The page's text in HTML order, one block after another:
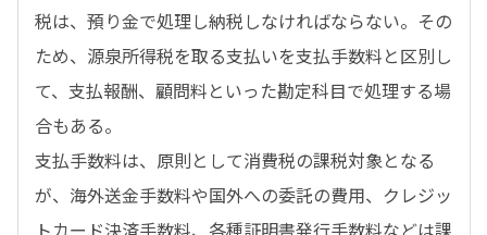
税は、預り金で処理し納税しなければならない。その
ため、源泉所得税を取る支払いを支払手数料と区別し
て、支払報酬、顧問料といった勘定科目で処理する場
合もある。
支払手数料は、原則として消費税の課税対象となる
が、海外送金手数料や国外への委託の費用、クレジッ
トカード決済手数料、各種証明書発行手数料などは課